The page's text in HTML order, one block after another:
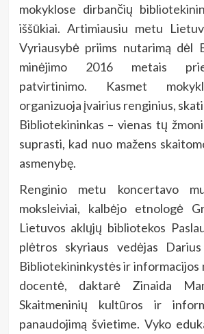
mokyklose dirbančių
iššūkiai. Artimiausiu metu
Vyriausybė priims nutarimą dėl
minėjimo 2016 metais
patvirtinimo. Kasmet
organizuoja įvairius renginius,
Bibliotekininkas – vienas tų
suprasti, kad nuo mažens
asmenybę.
Renginio metu koncertavo
moksleiviai, kalbėjo etnologė
Lietuvos aklųjų bibliotekos
plėtros skyriaus vedėjas
Bibliotekininkystės ir
docentė, daktarė Zinaida
Skaitmeninių kultūros ir
panaudojimą švietime. Vyko